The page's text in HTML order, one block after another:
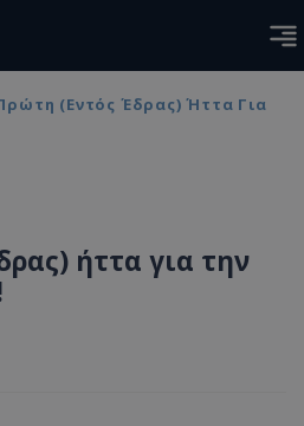
(εντός Έδρας) Ήττα Για
ήττα για την